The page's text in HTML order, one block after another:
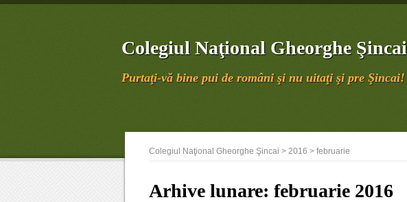
Colegiul Naţional Gheorghe Şincai
Purtaţi-vă bine pui de români şi nu uitaţi şi pre Şincai!
Colegiul Naţional Gheorghe Şincai > 2016 > februarie
Arhive lunare: februarie 2016